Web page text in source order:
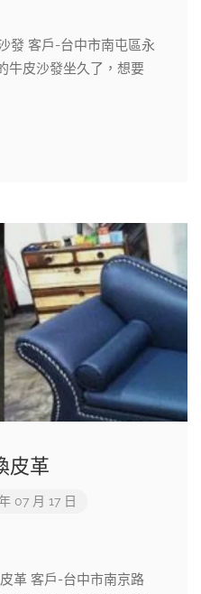
發 客戶-台中市南屯區永
牛皮沙發坐久了，想要
皮革
07 月 17 日
革 客戶-台中市南京路